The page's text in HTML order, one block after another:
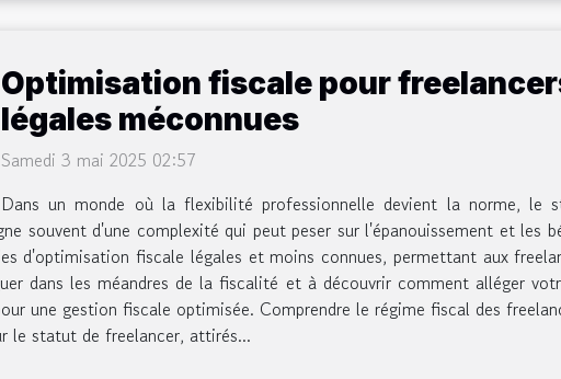
Optimisation fiscale pour
légales méconnues
Samedi 3 mai 2025 02:57
Dans un monde où la flexibilité professionnelle devient la norme, le
souvent d'une complexité qui peut peser sur l'épanouissement et les
d'optimisation fiscale légales et moins connues, permettant aux
dans les méandres de la fiscalité et à découvrir comment alléger
une gestion fiscale optimisée. Comprendre le régime fiscal des
le statut de freelancer, attirés...